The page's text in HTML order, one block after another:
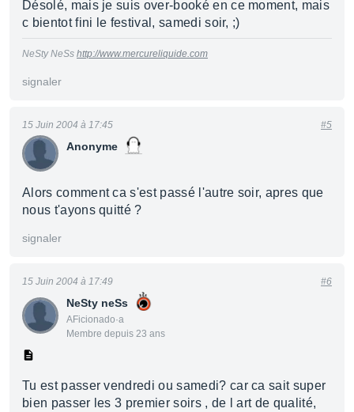
Désolé, mais je suis over-booké en ce moment, mais
c bientot fini le festival, samedi soir, ;)
NeSty NeSs http://www.mercureliquide.com
signaler
Anonyme
15 Juin 2004 à 17:45 #5
Alors comment ca s'est passé l'autre soir, apres que
nous t'ayons quitté ?
signaler
NeSty neSs
AFicionado·a
Membre depuis 23 ans
15 Juin 2004 à 17:49 #6
Tu est passer vendredi ou samedi? car ca sait super
bien passer les 3 premier soirs , de l art de qualité,